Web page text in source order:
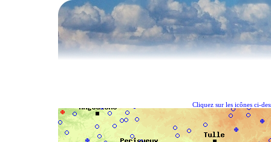
Cliquez sur les icônes ci-